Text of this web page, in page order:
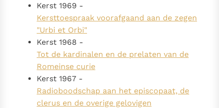
Kerst 1969 -
Kersttoespraak voorafgaand aan de zegen
"Urbi et Orbi"
Kerst 1968 -
Tot de kardinalen en de prelaten van de
Romeinse curie
Kerst 1967 -
Radioboodschap aan het episcopaat, de
clerus en de overige gelovigen